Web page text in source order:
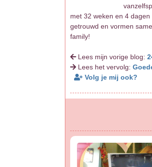
met 32 weken en 4
getrouwd en vormen
family!
Lees mijn vorige blog:
Lees het vervolg:
Volg je mij ook?